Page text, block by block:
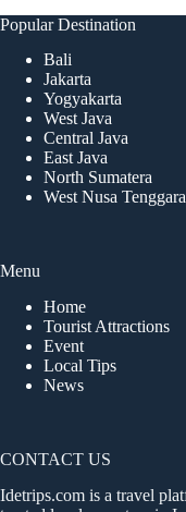
Popular Destination
Bali
Jakarta
Yogyakarta
West Java
Central Java
East Java
North Sumatera
West Nusa Tenggara
Menu
Home
Tourist Attractions
Event
Local Tips
News
CONTACT US
Idetrips.com is a travel